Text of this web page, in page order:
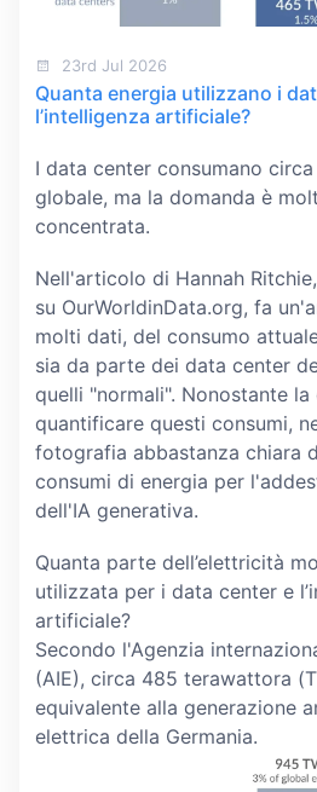
23rd Jul 2026
Quanta energia utilizzano i
l’intelligenza artificiale?
I data center consumano
globale, ma la domanda è
concentrata.
Nell'articolo di Hannah
su OurWorldinData.org, fa
molti dati, del consumo
sia da parte dei data center
quelli "normali". Nonostante
quantificare questi consumi,
fotografia abbastanza chiara
consumi di energia per
dell'IA generativa.
Quanta parte dell’elettricità
utilizzata per i data center e
artificiale?
Secondo l'Agenzia
(AIE), circa 485 terawattora
equivalente alla generazione
elettrica della Germania.